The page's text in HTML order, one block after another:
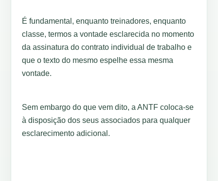
É fundamental, enquanto treinadores, enquanto
classe, termos a vontade esclarecida no momento
da assinatura do contrato individual de trabalho e
que o texto do mesmo espelhe essa mesma
vontade.
Sem embargo do que vem dito, a ANTF coloca-se
à disposição dos seus associados para qualquer
esclarecimento adicional.